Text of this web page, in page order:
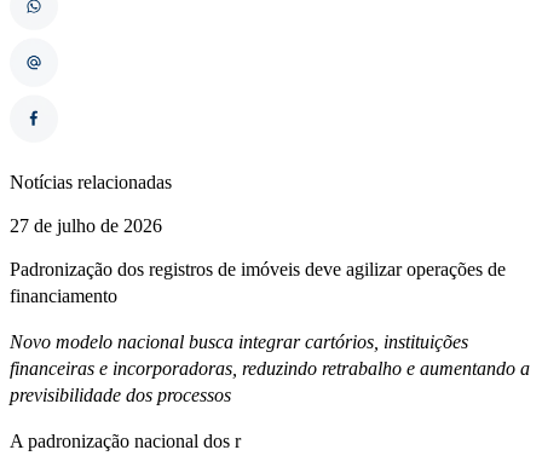
Notícias relacionadas
27 de julho de 2026
Padronização dos registros de imóveis deve agilizar operações de
financiamento
Novo modelo nacional busca integrar cartórios, instituições
financeiras e incorporadoras, reduzindo retrabalho e aumentando a
previsibilidade dos processos
A padronização nacional dos r